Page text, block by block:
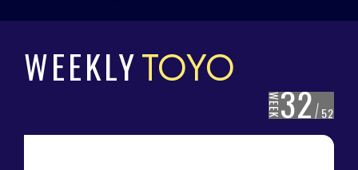
WEEKLYTOYO
WEEK32 52